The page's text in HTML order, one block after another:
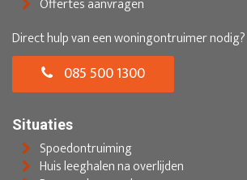
Direct hulp van een woningontruimer nodig?
085 500 1300
Situaties
Spoedontruiming
Huis leeghalen na overlijden